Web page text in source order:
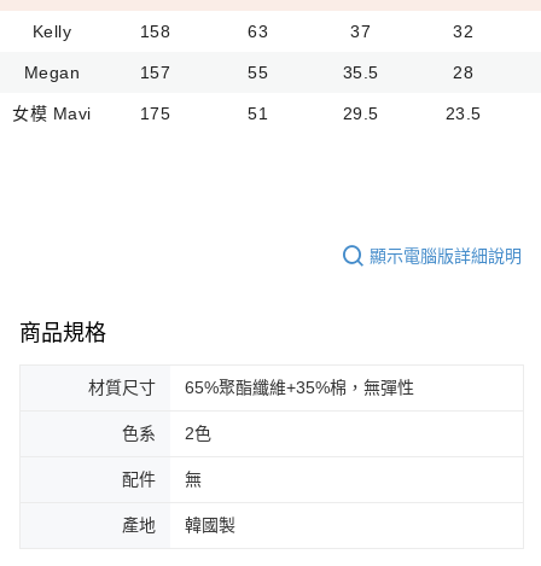
Kelly 158 63 37 32
Megan 157 55 35.5 28
女模 Mavi 175 51 29.5 23.5
顯示電腦版詳細說明
商品規格
材質尺寸 65%聚酯纖維+35%棉，無彈性
色系 2色
配件 無
產地 韓國製